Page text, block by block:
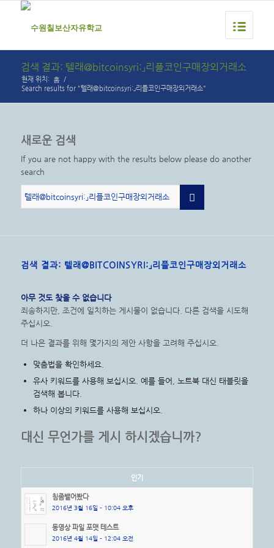
검색 결과: 텔래@bitcoinsyri:」리플코인구매장외거래소
현재 위치: 홈 /
Search results for "텔래@bitcoinsyri:」리플코인구매장외거래소"
새로운 검색
If you are not happy with the results below please do another
search
검색 결과: 텔래@BITCOINSYRI:」리플코인구매장외거래소
아무 것도 찾을 수 없습니다
죄송하지만, 조건에 일치하는 게시물이 없습니다. 다른 검색을 시도해
주십시오.
더 나은 결과를 위해 몇가지의 제안 사항을 고려해 주십시오.
맞춤법을 확인하세요.
유사 키워드를 사용해 보십시오. 예를 들어, 노트북 대신 태블릿을
검색해 봅니다.
하나 이상의 키워드를 사용해 보십시오.
대신 무언가를 게시 하시겠습니까?
인기
침좀뱉어봤다
2016년 3월 16일 - 10:04 오후
동영상 파일 포맷 테스트
2016년 4월 14일 - 12:04 오전